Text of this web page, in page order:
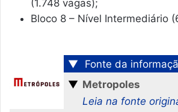
(1.748 vagas);
Bloco 8 – Nível Intermediário
▼
Fonte da
▼ Metropoles
Leia na fonte